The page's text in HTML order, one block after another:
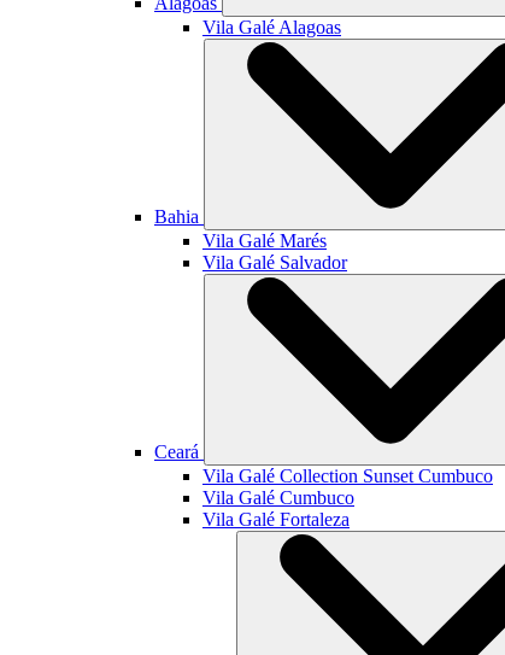
Vila Galé Alagoas
Bahia
Vila Galé Marés
Vila Galé Salvador
Ceará
Vila Galé Collection Sunset Cumbuco
Vila Galé Cumbuco
Vila Galé Fortaleza